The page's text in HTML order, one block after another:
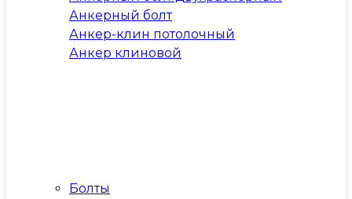
Анкерный болт
Анкер-клин потолочный
Анкер клиновой
Болты